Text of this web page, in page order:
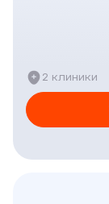
2 клиники